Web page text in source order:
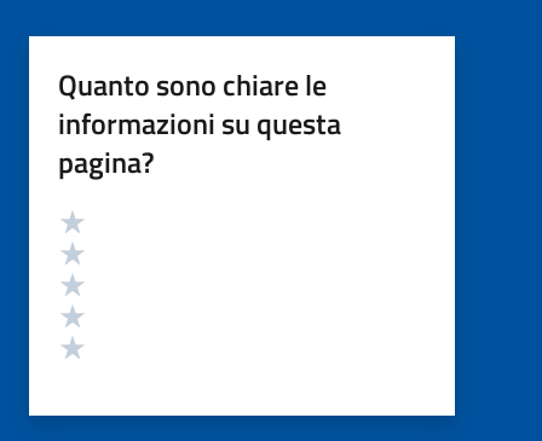
Quanto sono chiare le
informazioni su questa
pagina?
Valutazione